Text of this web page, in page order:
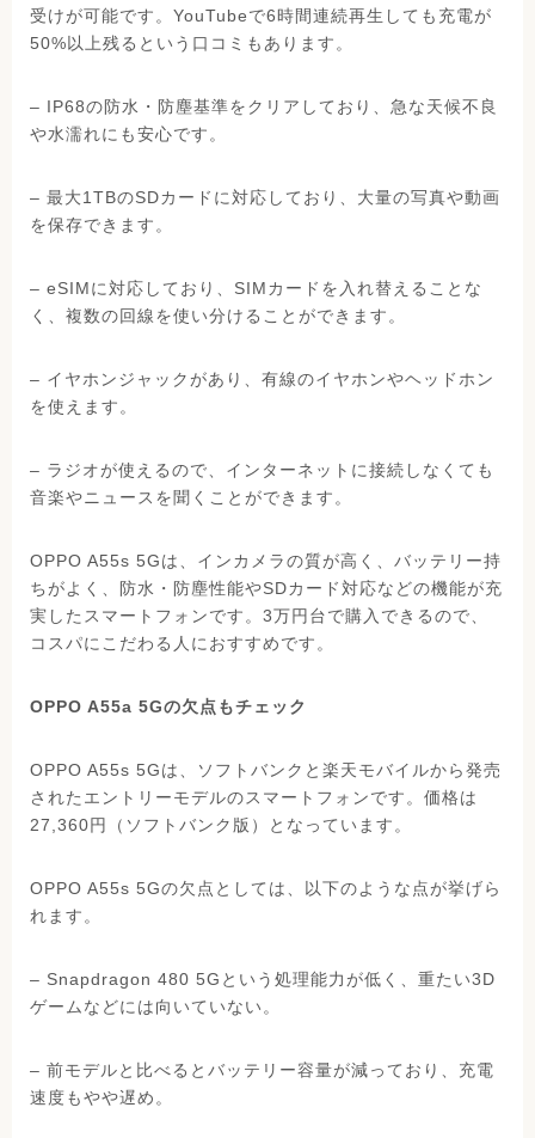
受けが可能です。YouTubeで6時間連続再生しても充電が
50%以上残るという口コミもあります。
– IP68の防水・防塵基準をクリアしており、急な天候不良
や水濡れにも安心です。
– 最大1TBのSDカードに対応しており、大量の写真や動画
を保存できます。
– eSIMに対応しており、SIMカードを入れ替えることな
く、複数の回線を使い分けることができます。
– イヤホンジャックがあり、有線のイヤホンやヘッドホン
を使えます。
– ラジオが使えるので、インターネットに接続しなくても
音楽やニュースを聞くことができます。
OPPO A55s 5Gは、インカメラの質が高く、バッテリー持
ちがよく、防水・防塵性能やSDカード対応などの機能が充
実したスマートフォンです。3万円台で購入できるので、
コスパにこだわる人におすすめです。
OPPO A55a 5Gの欠点もチェック
OPPO A55s 5Gは、ソフトバンクと楽天モバイルから発売
されたエントリーモデルのスマートフォンです。価格は
27,360円（ソフトバンク版）となっています。
OPPO A55s 5Gの欠点としては、以下のような点が挙げら
れます。
– Snapdragon 480 5Gという処理能力が低く、重たい3D
ゲームなどには向いていない。
– 前モデルと比べるとバッテリー容量が減っており、充電
速度もやや遅め。